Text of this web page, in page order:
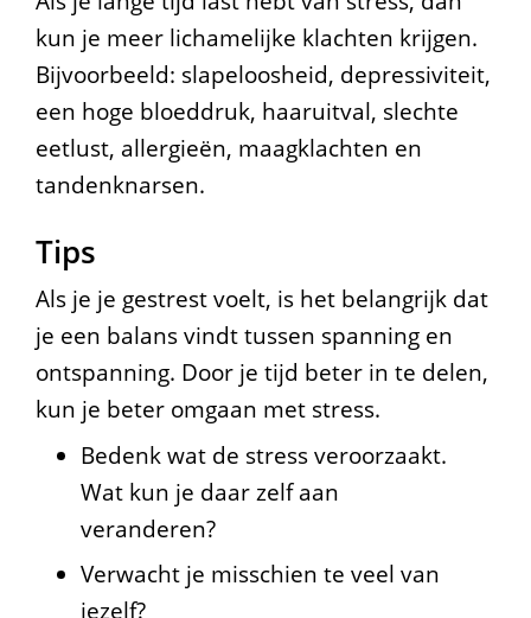
kun je meer lichamelijke klachten krijgen.
Bijvoorbeeld: slapeloosheid, depressiviteit,
een hoge bloeddruk, haaruitval, slechte
eetlust, allergieën, maagklachten en
tandenknarsen.
Tips
Als je je gestrest voelt, is het belangrijk dat
je een balans vindt tussen spanning en
ontspanning. Door je tijd beter in te delen,
kun je beter omgaan met stress.
Bedenk wat de stress veroorzaakt.
Wat kun je daar zelf aan
veranderen?
Verwacht je misschien te veel van
jezelf?